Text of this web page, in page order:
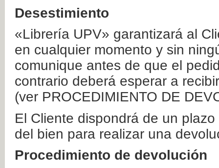
Desestimiento
«Librería UPV» garantizará al
en cualquier momento y sin
comunique antes de que el
contrario deberá esperar a
(ver PROCEDIMIENTO DE
El Cliente dispondrá de un
del bien para realizar una
Procedimiento de devolución